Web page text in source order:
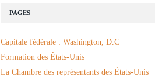
PAGES
Capitale fédérale : Washington, D.C
Formation des États-Unis
La Chambre des représentants des États-Unis